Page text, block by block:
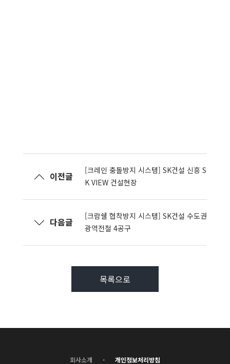
이전글
[크레인 충돌방지 시스템] SK건설 신흥 S
K VIEW 건설현장
다음글
[크람쉘 협착방지 시스템] SK건설 수도권
광역전철 4공구
목록으로
회사소개 · 개인정보처리방침